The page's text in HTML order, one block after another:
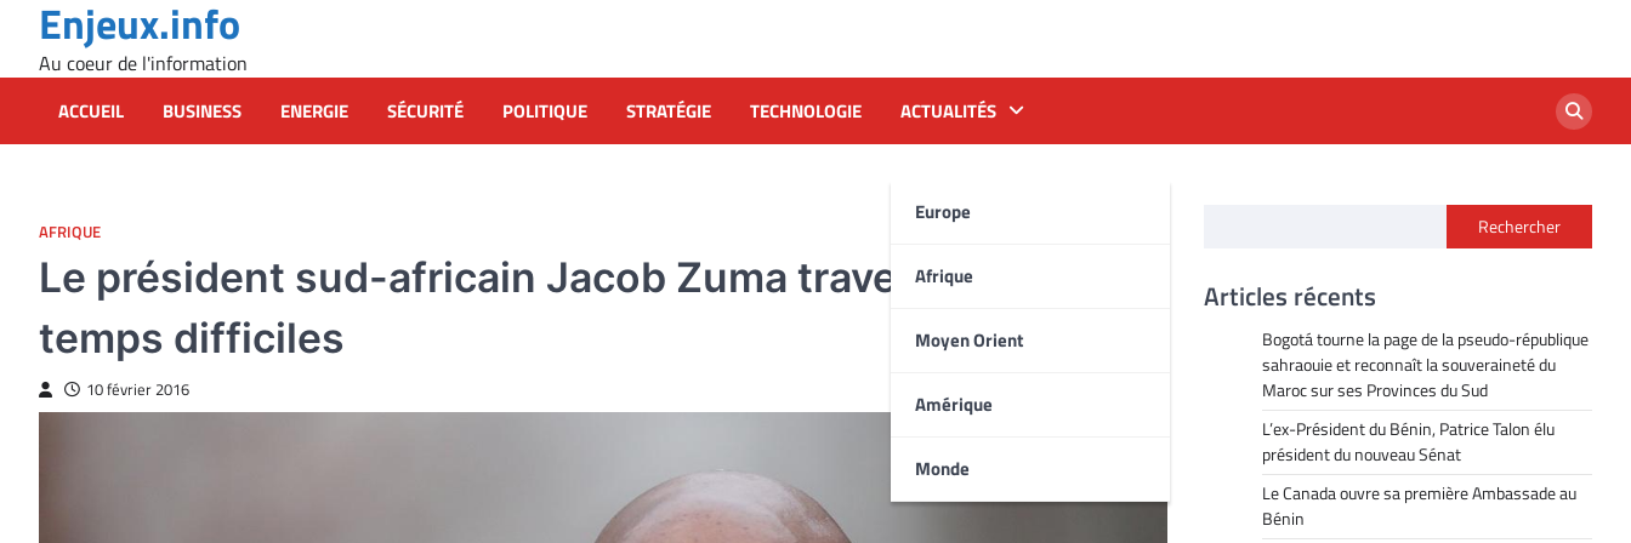
content
Enjeux.info
Au coeur de l'information
ACCUEIL BUSINESS ENERGIE SÉCURITÉ POLITIQUE STRATÉGIE TECHNOLOGIE ACTUALITÉS
Europe
Afrique
Moyen Orient
Amérique
Monde
AFRIQUE
Le président sud-africain Jacob Zuma traverse des
temps difficiles
10 février 2016
Rechercher
Articles récents
Bogotá tourne la page de la pseudo-république
sahraouie et reconnaît la souveraineté du
Maroc sur ses Provinces du Sud
L’ex-Président du Bénin, Patrice Talon élu
président du nouveau Sénat
Le Canada ouvre sa première Ambassade au
Bénin